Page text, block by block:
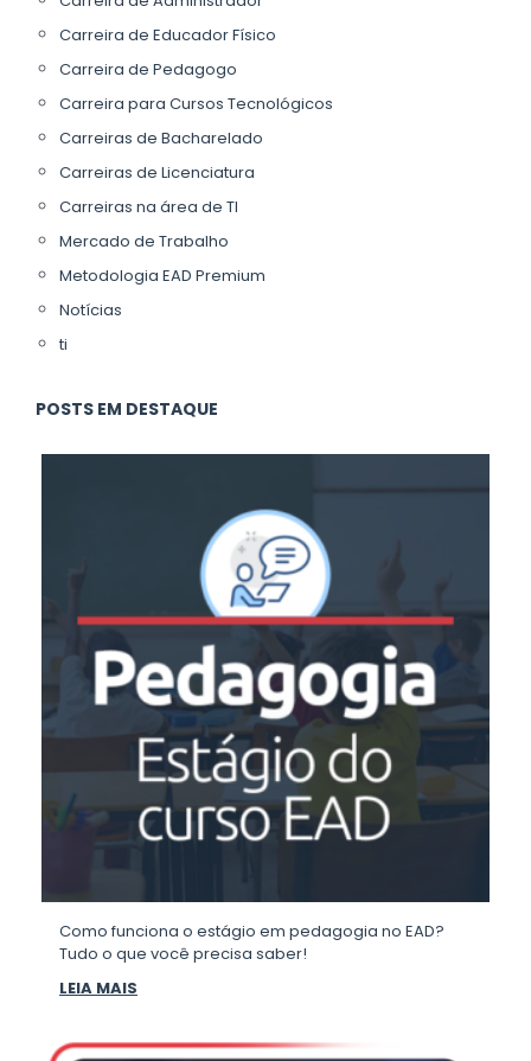
Carreira de Educador Físico
Carreira de Pedagogo
Carreira para Cursos Tecnológicos
Carreiras de Bacharelado
Carreiras de Licenciatura
Carreiras na área de TI
Mercado de Trabalho
Metodologia EAD Premium
Notícias
ti
POSTS EM DESTAQUE
Como funciona o estágio em pedagogia no EAD?
Tudo o que você precisa saber!
LEIA MAIS